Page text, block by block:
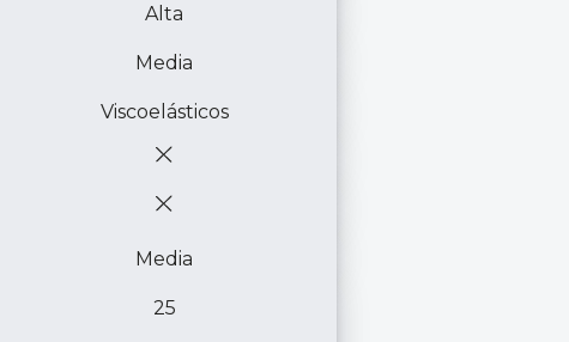
Alta
Media
Viscoelásticos
Media
25